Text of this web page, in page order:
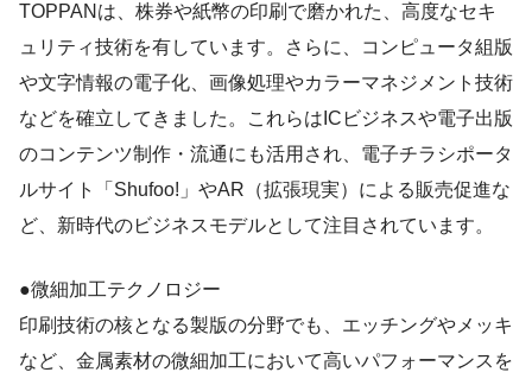
TOPPANは、株券や紙幣の印刷で磨かれた、高度なセキ
ュリティ技術を有しています。さらに、コンピュータ組版
や文字情報の電子化、画像処理やカラーマネジメント技術
などを確立してきました。これらはICビジネスや電子出版
のコンテンツ制作・流通にも活用され、電子チラシポータ
ルサイト「Shufoo!」やAR（拡張現実）による販売促進な
ど、新時代のビジネスモデルとして注目されています。
●微細加工テクノロジー
印刷技術の核となる製版の分野でも、エッチングやメッキ
など、金属素材の微細加工において高いパフォーマンスを